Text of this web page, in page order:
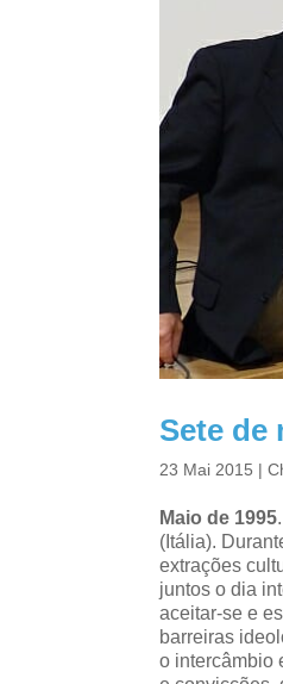
Sete de
23 Mai 2015 |
Maio de 1995
(Itália).
extrações
juntos o dia
aceitar-se e
barreiras
o intercâmbio